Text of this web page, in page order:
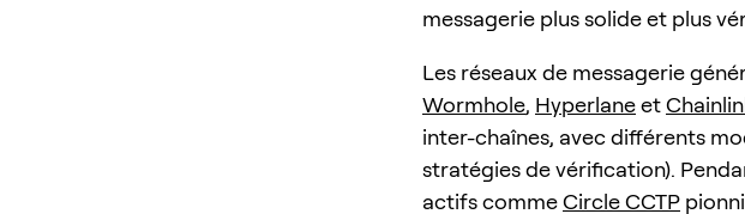
messagerie plus solide et plus
Les réseaux de messagerie
Wormhole, Hyperlaneet
inter-chaînes, avec différents
stratégies de vérification).
actifs commeCircle CCTP